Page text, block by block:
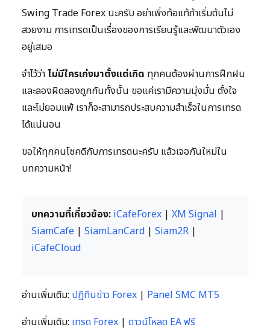
Swing Trade Forex นะครับ อย่าเพิ่งท้อแท้ถ้าเริ่มต้นไม่
สวยงาม การเทรดเป็นเรื่องของการเรียนรู้และพัฒนาตัวเอง
อยู่เสมอ
จำไว้ว่าไม่มีใครเก่งมาตั้งแต่เกิด ทุกคนต้องผ่านการฝึกฝน
และลองผิดลองถูกกันทั้งนั้น ขอแค่เรามีความมุ่งมั่น ตั้งใจ
และไม่ยอมแพ้ เราก็จะสามารถประสบความสำเร็จในการเทรด
ได้แน่นอน
ขอให้ทุกคนโชคดีกับการเทรดนะครับ แล้วเจอกันใหม่ใน
บทความหน้า!
บทความที่เกี่ยวข้อง: iCafeForex | XM Signal |
SiamCafe | SiamLanCard | Siam2R |
iCafeCloud
อ่านเพิ่มเติม: ปฏิทินข่าว Forex | Panel SMC MT5
อ่านเพิ่มเติม: เทรด Forex | ดาวน์โหลด EA ฟรี